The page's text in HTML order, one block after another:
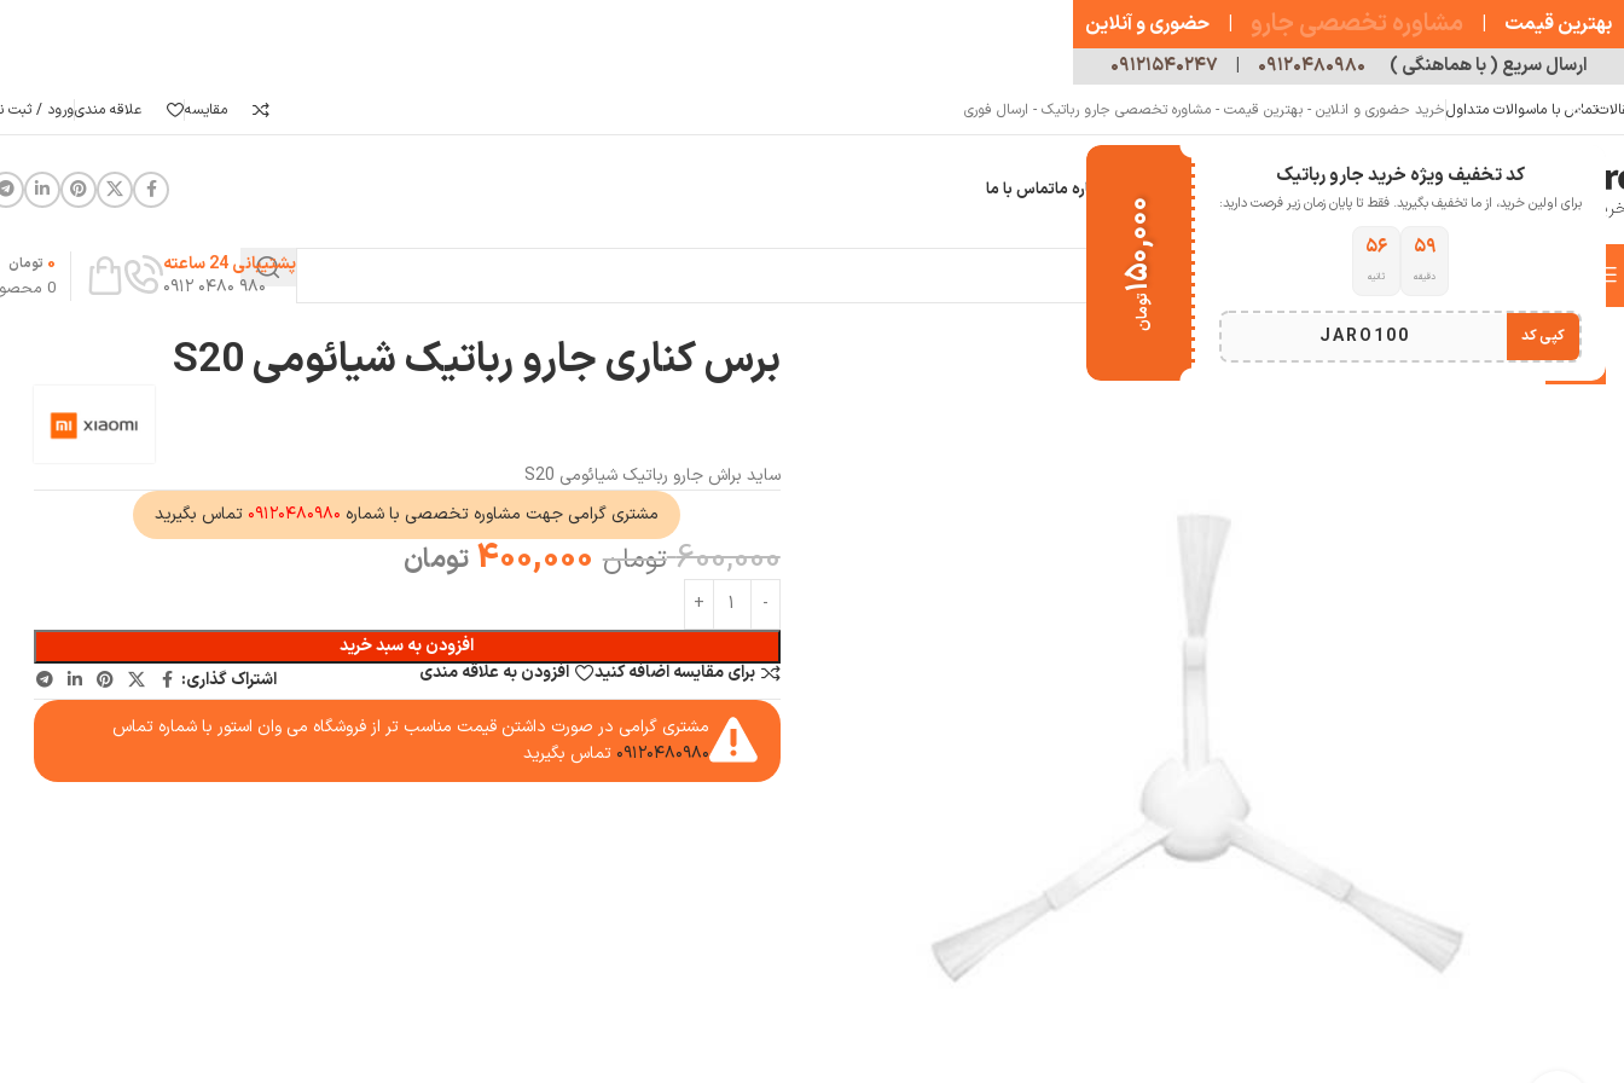
کد تخفیف ویژه خرید جارو رباتیک
برای اولین خرید، از ما تخفیف بگیرید. فقط تا پایان زمان زیر فرصت دارید:
۵۹
دقیقه
۵۵
ثانیه
JARO100 کپی کد
۱۵۰,۰۰۰
تومان
تماس با ماسوالات متداولخرید حضوری و انلاین - بهترین قیمت - مشاوره تخصصی جارو رباتیک - ارسال فوری مقایسه علاقه مندیورود / ثبت
خانه جارو رباتیک درباره ماتماس با ما
انتخاب دسته بندی
پشتیبانی 24 ساعته
۹۸۰ ۰۴۸۰ ۰۹۱۲
0
0 تومان
خانه جارو رباتیک برس کناری جارو رباتیک شیائومی S20
-33% برس کناری جارو رباتیک شیائومی S20
ساید براش جارو رباتیک شیائومی S20
مشتری گرامی جهت مشاوره تخصصی با شماره ۰۹۱۲۰۴۸۰۹۸۰ تماس بگیرید
600,000 تومان 400,000 تومان
افزودن به سبد خرید
برای مقایسه اضافه کنید
افزودن به علاقه مندی
اشتراک گذاری:
مشتری گرامی در صورت داشتن قیمت مناسب تر از فروشگاه می وان استور با شماره تماس
۰۹۱۲۰۴۸۰۹۸۰ تماس بگیرید
بهترین قیمت | مشاوره تخصصی جارو | حضوری و آنلاین
ارسال سریع ( با هماهنگی ) ۰۹۱۲۰۴۸۰۹۸۰ | ۰۹۱۲۱۵۴۰۲۴۷